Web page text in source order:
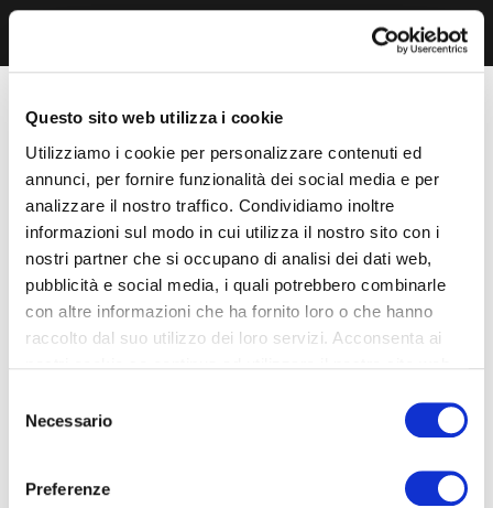
Questo sito web utilizza i cookie
Utilizziamo i cookie per personalizzare contenuti ed
annunci, per fornire funzionalità dei social media e per
analizzare il nostro traffico. Condividiamo inoltre
informazioni sul modo in cui utilizza il nostro sito con i
nostri partner che si occupano di analisi dei dati web,
pubblicità e social media, i quali potrebbero combinarle
con altre informazioni che ha fornito loro o che hanno
raccolto dal suo utilizzo dei loro servizi. Acconsenta ai
delNecessario
Preferenze